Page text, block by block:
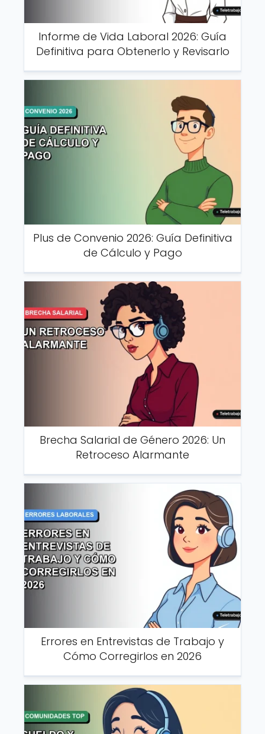
Informe de Vida Laboral 2026: Guía
Definitiva para Obtenerlo y Revisarlo
Plus de Convenio 2026: Guía Definitiva
de Cálculo y Pago
Brecha Salarial de Género 2026: Un
Retroceso Alarmante
Errores en Entrevistas de Trabajo y
Cómo Corregirlos en 2026